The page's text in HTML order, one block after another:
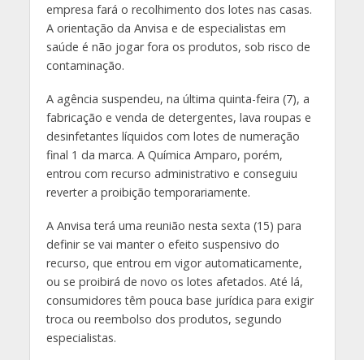
empresa fará o recolhimento dos lotes nas casas.
A orientação da Anvisa e de especialistas em
saúde é não jogar fora os produtos, sob risco de
contaminação.
A agência suspendeu, na última quinta-feira (7), a
fabricação e venda de detergentes, lava roupas e
desinfetantes líquidos com lotes de numeração
final 1 da marca. A Química Amparo, porém,
entrou com recurso administrativo e conseguiu
reverter a proibição temporariamente.
A Anvisa terá uma reunião nesta sexta (15) para
definir se vai manter o efeito suspensivo do
recurso, que entrou em vigor automaticamente,
ou se proibirá de novo os lotes afetados. Até lá,
consumidores têm pouca base jurídica para exigir
troca ou reembolso dos produtos, segundo
especialistas.